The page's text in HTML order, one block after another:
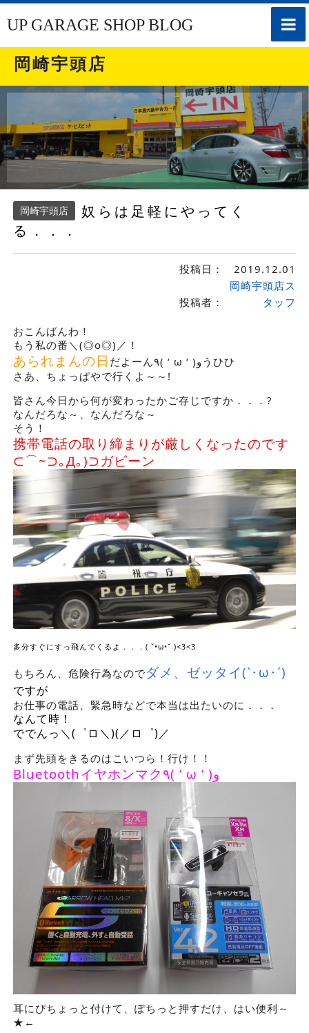
toggle
UP GARAGE SHOP BLOG
岡崎宇頭店
岡崎宇頭店
奴らは足軽にやってく
る．．．
投稿日： 2019.12.01
投稿者：
岡崎宇頭店ス
タッフ
おこんばんわ！
もう私の番＼(◎o◎)／！
あられまんの日
だよーん٩( ‘ ω ‘ )وうひひ
さあ、ちょっぱやで行くよ～～!
皆さん今日から何が変わったかご存じですか．．．?
なんだろな～、なんだろな～
そう！
携帯電話の取り締まりが厳しくなったのです
⊂⌒~⊃｡Д｡)⊃ガビーン
多分すぐにすっ飛んでくるよ．．．( ˘•ω•˘ )<3<3
もちろん、危険行為なのでダメ、ゼッタイ(`･ω･´)
ですが
お仕事の電話、緊急時などで本当は出たいのに．．．
なんて時！
ででんっ＼(゜ロ＼)(／ロ゜)／
まず先頭をきるのはこいつら！行け！！
Bluetoothイヤホンマク٩( ‘ ω ‘ )و
耳にぴちょっと付けて、ぽちっと押すだけ、はい便利～
★←